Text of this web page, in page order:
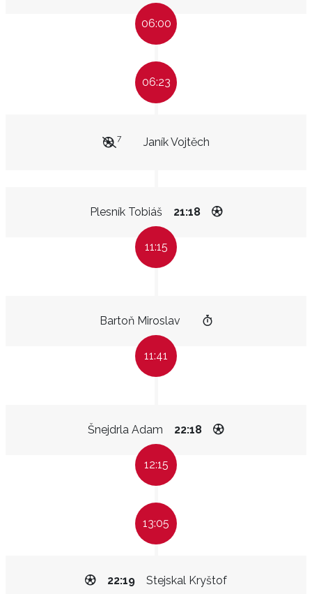
06:00
06:23
Janík Vojtěch
7
Plesník Tobiáš 21:18
11:15
Bartoň Miroslav
11:41
Šnejdrla Adam 22:18
12:15
13:05
Stejskal Kryštof
22:19